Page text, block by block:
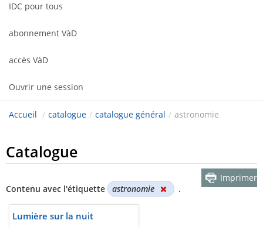
IDC pour tous
abonnement VàD
accès VàD
Ouvrir une session
Accueil / catalogue / catalogue général / astronomie
Catalogue
Contenu avec l'étiquette astronomie .
Imprimer
Lumière sur la nuit